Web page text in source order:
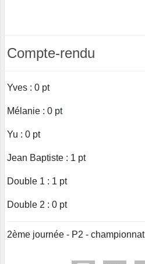
Compte-rendu
Yves : 0 pt
Mélanie : 0 pt
Yu : 0 pt
Jean Baptiste : 1 pt
Double 1 : 1 pt
Double 2 : 0 pt
2ème journée - P2 -